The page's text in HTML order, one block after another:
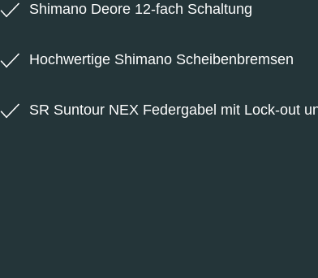
Shimano Deore 12-fach Schaltung
Hochwertige Shimano Scheibenbremsen
SR Suntour NEX Federgabel mit Lock-out